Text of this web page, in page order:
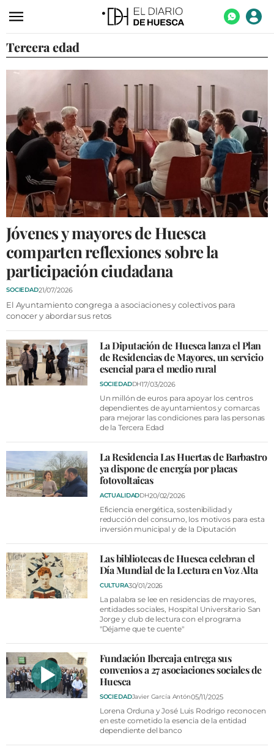
ACTUALIDAD
ECONOMÍA
TURISMO
AGROALIMENTACIÓN
DEPORTES
CULTURA
SOCIEDAD
OPINIÓN
GALERÍAS
VÍDEOS
AGENDA
CARTELERA
FARMACIAS
HORÓSCOPO
CLUB DEL AMIGO MILITANTE
INICIAR SESIÓN
Tercera edad
Jóvenes y mayores de Huesca
comparten reflexiones sobre la
participación ciudadana
SOCIEDAD21/07/2026
El Ayuntamiento congrega a asociaciones y colectivos para
conocer y abordar sus retos
La Diputación de Huesca lanza el Plan
de Residencias de Mayores, un servicio
esencial para el medio rural
SOCIEDADDH17/03/2026
Un millón de euros para apoyar los centros
dependientes de ayuntamientos y comarcas
para mejorar las condiciones para las personas
de la Tercera Edad
La Residencia Las Huertas de Barbastro
ya dispone de energía por placas
fotovoltaicas
ACTUALIDADDH20/02/2026
Eficiencia energética, sostenibilidad y
reducción del consumo, los motivos para esta
inversión municipal y de la Diputación
Las bibliotecas de Huesca celebran el
Día Mundial de la Lectura en Voz Alta
CULTURA30/01/2026
La palabra se lee en residencias de mayores,
entidades sociales, Hospital Universitario San
Jorge y club de lectura con el programa
"Déjame que te cuente"
Fundación Ibercaja entrega sus
convenios a 27 asociaciones sociales de
Huesca
SOCIEDADJavier García Antón05/11/2025
Lorena Orduna y José Luis Rodrigo reconocen
en este cometido la esencia de la entidad
dependiente del banco